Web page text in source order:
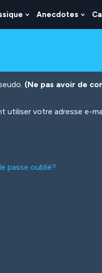
Show
Submenu
Anecdotes
(Ne pas avoir de
utiliser votre adresse e-
passe oublié?